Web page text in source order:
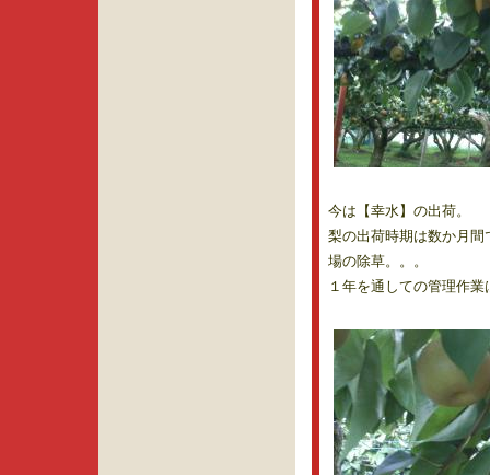
今は【幸水】の出荷。
梨の出荷時期は数か月
場の除草。。。
１年を通しての管理作